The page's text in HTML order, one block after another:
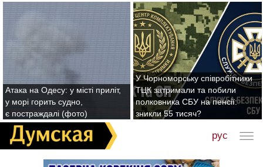
Атака на Одесу: у місті приліт,
у морі горить судно,
є постраждалі (фото)
У Чорноморську співробітники
ТЦК затримали та побили
полковника СБУ на пенсії:
зникли 55 тисяч?
рус